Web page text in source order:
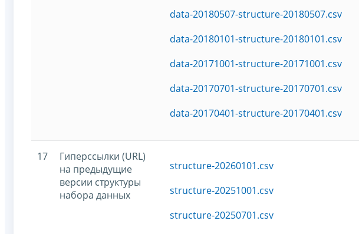
data-20180507-structure-20180507.csv
data-20180101-structure-20180101.csv
data-20171001-structure-20171001.csv
data-20170701-structure-20170701.csv
data-20170401-structure-20170401.csv
17
Гиперссылки (URL)
на предыдущие
версии структуры
набора данных
structure-20260101.csv
structure-20251001.csv
structure-20250701.csv